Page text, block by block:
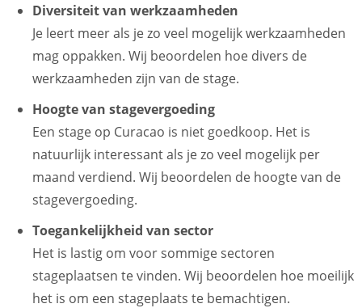
Diversiteit van werkzaamheden
Je leert meer als je zo veel mogelijk werkzaamheden
mag oppakken. Wij beoordelen hoe divers de
werkzaamheden zijn van de stage.
Hoogte van stagevergoeding
Een stage op Curacao is niet goedkoop. Het is
natuurlijk interessant als je zo veel mogelijk per
maand verdiend. Wij beoordelen de hoogte van de
stagevergoeding.
Toegankelijkheid van sector
Het is lastig om voor sommige sectoren
stageplaatsen te vinden. Wij beoordelen hoe moeilijk
het is om een stageplaats te bemachtigen.